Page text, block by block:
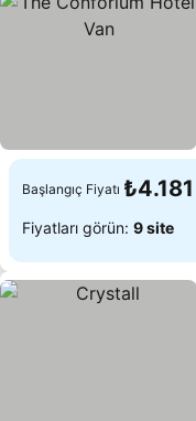
Başlangıç Fiyatı ₺4.181
Fiyatları görün: 9 site